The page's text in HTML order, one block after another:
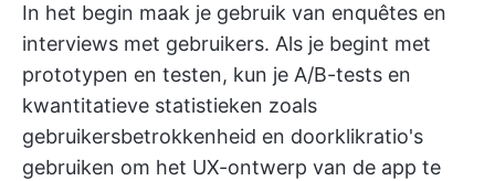
In het begin maak je gebruik van enquêtes en
interviews met gebruikers. Als je begint met
prototypen en testen, kun je A/B-tests en
kwantitatieve statistieken zoals
gebruikersbetrokkenheid en doorklikratio's
gebruiken om het UX-ontwerp van de app te